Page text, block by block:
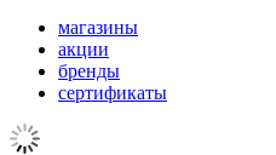
магазины
акции
бренды
сертификаты